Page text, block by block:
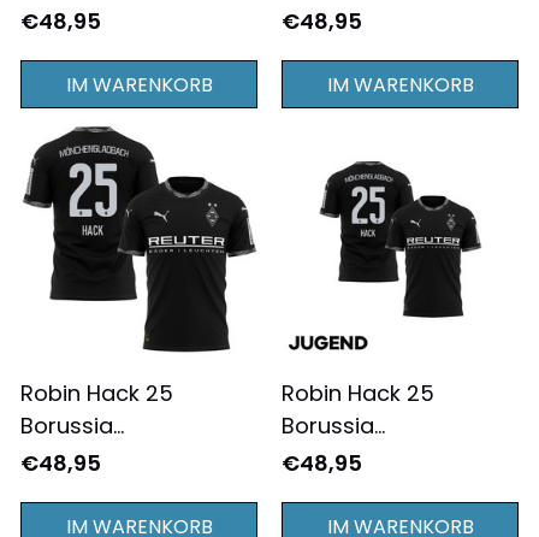
Mönchengladbach
Jugend - Komplett
Bedruckt - Weiß
€48,95
IM WARENKORB
Mönchengladbach
Auswärtstrikot
Jugend - Komplett
€48,95
IM WARENKORB
Robin Hack 25
Borussia
Mönchengladbach
Ausweichtrikot für
€48,95
IM WARENKORB
Robin Hack 25
Borussia
Mönchengladbach
Ausweichtrikot
€48,95
IM WARENKORB